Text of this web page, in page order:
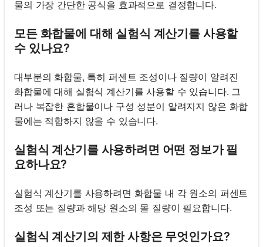
물의 가장 간단한 공식을 효과적으로 결정합니다.
모든 화합물에 대해 실험식 계산기를 사용할
수 있나요?
대부분의 화합물, 특히 퍼센트 조성이나 질량이 알려진
화합물에 대해 실험식 계산기를 사용할 수 있습니다. 그
러나 복잡한 혼합물이나 구성 성분이 알려지지 않은 화합
물에는 적합하지 않을 수 있습니다.
실험식 계산기를 사용하려면 어떤 정보가 필
요하나요?
실험식 계산기를 사용하려면 화합물 내 각 원소의 퍼센트
조성 또는 질량과 해당 원소의 몰 질량이 필요합니다.
실험식 계산기의 제한 사항은 무엇인가요?